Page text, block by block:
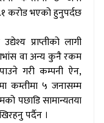
करोड भएको हुनुपर्दछ
प्राप्तीको लागी
वा अन्य कुनै रकम
गरी कम्पनी ऐन,
कम्तीमा ५ जनासम्म
पछाडि सामान्यतया
पर्दैन ।